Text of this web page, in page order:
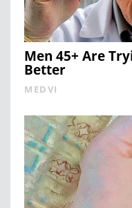
Men 45+ Are
Better
MEDVI